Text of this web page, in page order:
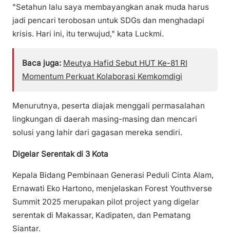
"Setahun lalu saya membayangkan anak muda harus
jadi pencari terobosan untuk SDGs dan menghadapi
krisis. Hari ini, itu terwujud," kata Luckmi.
Baca juga: Meutya Hafid Sebut HUT Ke-81 RI
Momentum Perkuat Kolaborasi Kemkomdigi
Menurutnya, peserta diajak menggali permasalahan
lingkungan di daerah masing-masing dan mencari
solusi yang lahir dari gagasan mereka sendiri.
Digelar Serentak di 3 Kota
Kepala Bidang Pembinaan Generasi Peduli Cinta Alam,
Ernawati Eko Hartono, menjelaskan Forest Youthverse
Summit 2025 merupakan pilot project yang digelar
serentak di Makassar, Kadipaten, dan Pematang
Siantar.